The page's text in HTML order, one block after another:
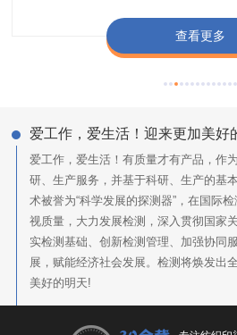
查看更多
查看更多
查看更多
查看更多
爱工作，爱生活！迎来更加美好
爱工作，爱生活！有质量才有产品，作
研、生产服务，并基于科研、生产的基
术被誉为“科学发展的探测器”，在国际
视质量，大力发展检测，深入贯彻国家
实检测基础、创新检测管理、加强协同
展，赋能经济社会发展。检测将焕发出
美好的明天!